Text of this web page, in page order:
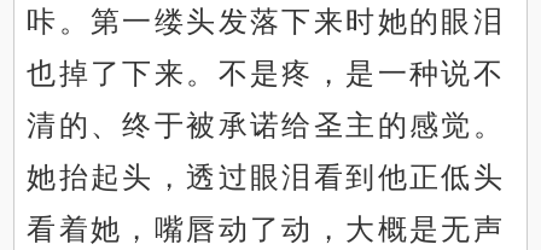
咔。第一缕头发落下来时她的眼泪
也掉了下来。不是疼，是一种说不
清的、终于被承诺给圣主的感觉。
她抬起头，透过眼泪看到他正低头
看着她，嘴唇动了动，大概是无声